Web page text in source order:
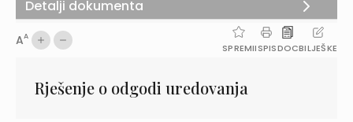
AA
SPREMIISPISDOCBILJEŠKE
Rješenje o odgodi uredovanja
Detalji dokumenta